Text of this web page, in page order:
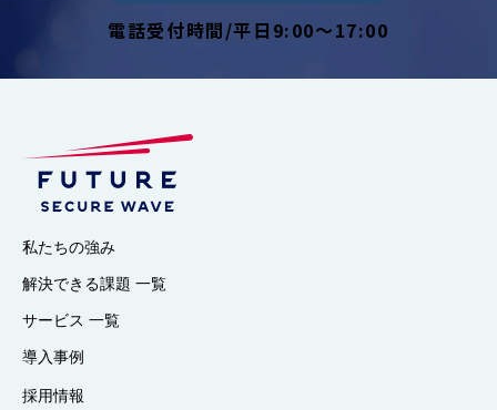
電話受付時間/平日9:00～17:00
私たちの強み
解決できる課題 一覧
サービス 一覧
導入事例
採用情報